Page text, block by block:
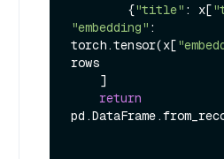
        {
"title" : x[
"embedding" :
torch.tensor(x[
rows
return